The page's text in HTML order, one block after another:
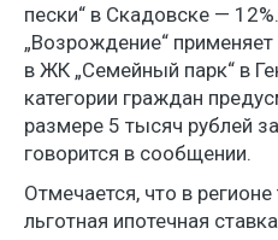
пески“ в Скадовске —
„Возрождение“
в ЖК „Семейный парк“ в
категории граждан
размере 5 тысяч рублей
говорится в сообщении.
Отмечается, что в
льготная ипотечная